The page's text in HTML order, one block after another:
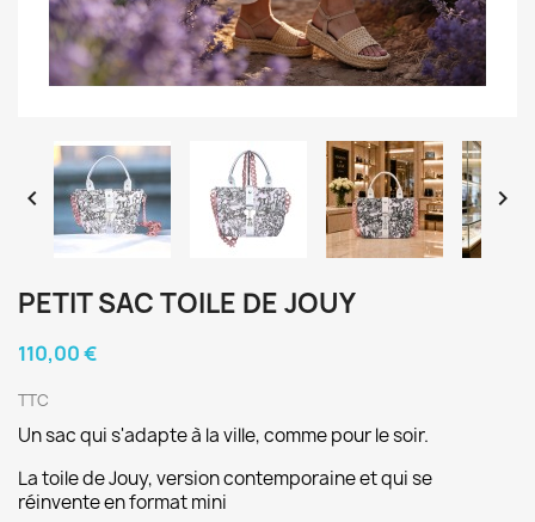
 
PETIT SAC TOILE DE JOUY
110,00 €
TTC
Un sac qui s'adapte à la ville, comme pour le soir.
La toile de Jouy, version contemporaine et qui se
réinvente en format mini